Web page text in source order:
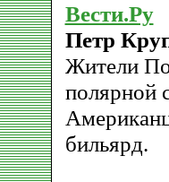
Вести.Ру
Петр
Жители
полярной
бильярд.